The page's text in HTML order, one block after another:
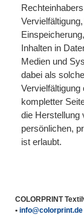
Inhalten in
Medien und
dabei als
Vervielfältigung
kompletter
die Herstellung
persönlichen,
ist erlaubt.
COLORPRINT
• info@colorprint.de